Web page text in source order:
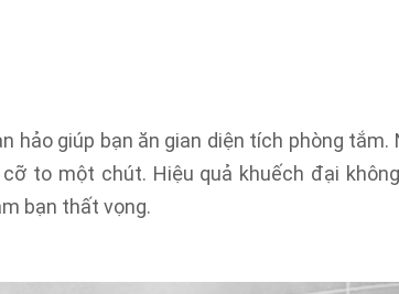
hảo giúp bạn ăn gian diện tích phòng tắm.
to một chút. Hiệu quả khuếch đại
bạn thất vọng.